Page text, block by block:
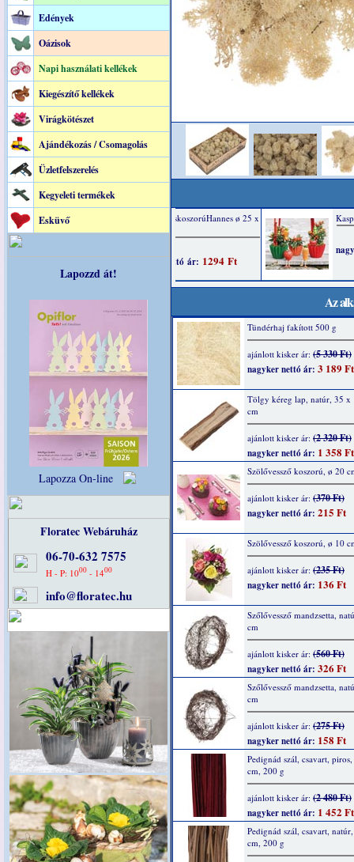
Edények
Oázisok
Napi használati kellékek
Kiegészítő kellékek
Virágkötészet
Ajándékozás / Csomagolás
Üzletfelszerelés
Kegyeleti termékek
Esküvő
Lapozzd át!
Lapozza On-line
Floratec Webáruház
06-70-632 7575
H - P: 1000- 1400
info@floratec.hu
Az
Tündérhaj fakított 500 g
ajánlott kisker ár: (5 330 Ft)
nagyker nettó ár: 3 189 Ft
Tölgy kéreg lap, natúr, 35 x
cm
ajánlott kisker ár: (2 320 Ft)
nagyker nettó ár: 1 358 Ft
Szölővessző koszorú, ø 20
ajánlott kisker ár: (370 Ft)
nagyker nettó ár: 215 Ft
Szölővessző koszorú, ø 10
ajánlott kisker ár: (235 Ft)
nagyker nettó ár: 136 Ft
Szőlővessző mandzsetta,
cm
ajánlott kisker ár: (560 Ft)
nagyker nettó ár: 326 Ft
Szőlővessző mandzsetta,
cm
ajánlott kisker ár: (275 Ft)
nagyker nettó ár: 158 Ft
Pedignád szál, csavart,
cm, 200 g
ajánlott kisker ár: (2 480 Ft)
nagyker nettó ár: 1 452 Ft
Pedignád szál, csavart,
cm, 200 g